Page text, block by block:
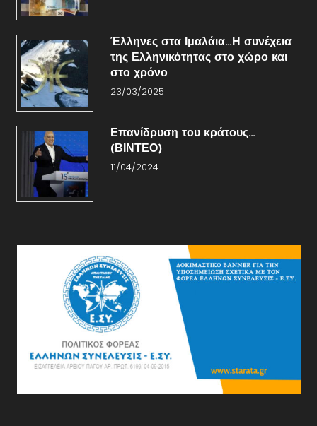
Έλληνες στα Ιμαλάια…Η συνέχεια
της Ελληνικότητας στο χώρο και
στο χρόνο
23/03/2025
Επανίδρυση του κράτους…
(ΒΙΝΤΕΟ)
11/04/2024